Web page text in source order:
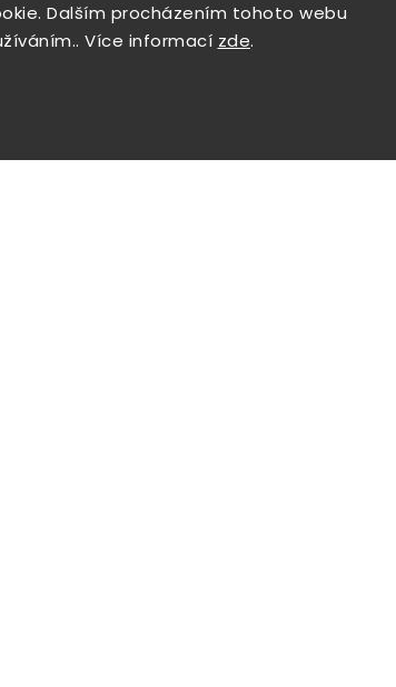
Dalším procházením tohoto webu
Více informací zde.